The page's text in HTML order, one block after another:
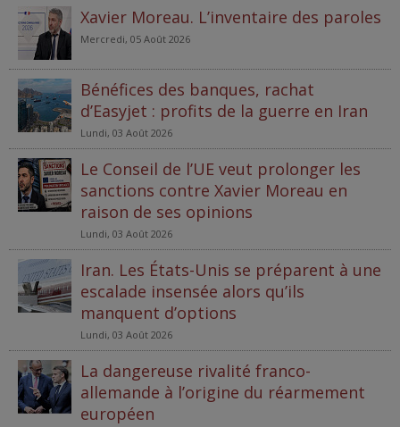
Xavier Moreau. L’inventaire des paroles
Mercredi, 05 Août 2026
Bénéfices des banques, rachat
d’Easyjet : profits de la guerre en Iran
Lundi, 03 Août 2026
Le Conseil de l’UE veut prolonger les
sanctions contre Xavier Moreau en
raison de ses opinions
Lundi, 03 Août 2026
Iran. Les États-Unis se préparent à une
escalade insensée alors qu’ils
manquent d’options
Lundi, 03 Août 2026
La dangereuse rivalité franco-
allemande à l’origine du réarmement
européen